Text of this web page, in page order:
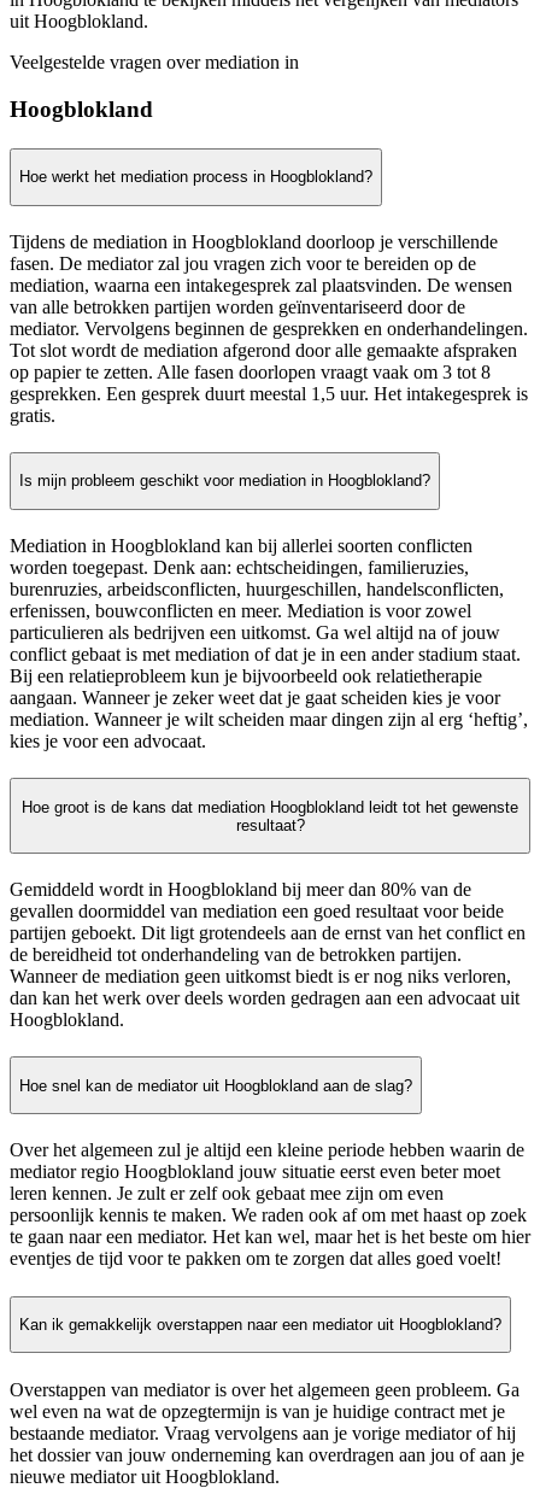
uit Hoogblokland.
Veelgestelde vragen over mediation in
Hoogblokland
Hoe werkt het mediation process in Hoogblokland?
Tijdens de mediation in Hoogblokland doorloop je verschillende
fasen. De mediator zal jou vragen zich voor te bereiden op de
mediation, waarna een intakegesprek zal plaatsvinden. De wensen
van alle betrokken partijen worden geïnventariseerd door de
mediator. Vervolgens beginnen de gesprekken en onderhandelingen.
Tot slot wordt de mediation afgerond door alle gemaakte afspraken
op papier te zetten. Alle fasen doorlopen vraagt vaak om 3 tot 8
gesprekken. Een gesprek duurt meestal 1,5 uur. Het intakegesprek is
gratis.
Is mijn probleem geschikt voor mediation in Hoogblokland?
Mediation in Hoogblokland kan bij allerlei soorten conflicten
worden toegepast. Denk aan: echtscheidingen, familieruzies,
burenruzies, arbeidsconflicten, huurgeschillen, handelsconflicten,
erfenissen, bouwconflicten en meer. Mediation is voor zowel
particulieren als bedrijven een uitkomst. Ga wel altijd na of jouw
conflict gebaat is met mediation of dat je in een ander stadium staat.
Bij een relatieprobleem kun je bijvoorbeeld ook relatietherapie
aangaan. Wanneer je zeker weet dat je gaat scheiden kies je voor
mediation. Wanneer je wilt scheiden maar dingen zijn al erg ‘heftig’,
kies je voor een advocaat.
Hoe groot is de kans dat mediation Hoogblokland leidt tot het gewenste
resultaat?
Gemiddeld wordt in Hoogblokland bij meer dan 80% van de
gevallen doormiddel van mediation een goed resultaat voor beide
partijen geboekt. Dit ligt grotendeels aan de ernst van het conflict en
de bereidheid tot onderhandeling van de betrokken partijen.
Wanneer de mediation geen uitkomst biedt is er nog niks verloren,
dan kan het werk over deels worden gedragen aan een advocaat uit
Hoogblokland.
Hoe snel kan de mediator uit Hoogblokland aan de slag?
Over het algemeen zul je altijd een kleine periode hebben waarin de
mediator regio Hoogblokland jouw situatie eerst even beter moet
leren kennen. Je zult er zelf ook gebaat mee zijn om even
persoonlijk kennis te maken. We raden ook af om met haast op zoek
te gaan naar een mediator. Het kan wel, maar het is het beste om hier
eventjes de tijd voor te pakken om te zorgen dat alles goed voelt!
Kan ik gemakkelijk overstappen naar een mediator uit Hoogblokland?
Overstappen van mediator is over het algemeen geen probleem. Ga
wel even na wat de opzegtermijn is van je huidige contract met je
bestaande mediator. Vraag vervolgens aan je vorige mediator of hij
het dossier van jouw onderneming kan overdragen aan jou of aan je
nieuwe mediator uit Hoogblokland.